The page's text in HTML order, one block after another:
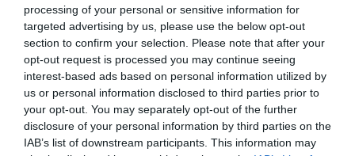
processing of your personal or sensitive information for
targeted advertising by us, please use the below opt-out
section to confirm your selection. Please note that after your
opt-out request is processed you may continue seeing
interest-based ads based on personal information utilized by
us or personal information disclosed to third parties prior to
your opt-out. You may separately opt-out of the further
disclosure of your personal information by third parties on the
IAB’s list of downstream participants. This information may
Continua a leggere dopo la pubblicità
Un clinico infatti che si approccia a un paziente
con convinzioni religiose, apparentemente